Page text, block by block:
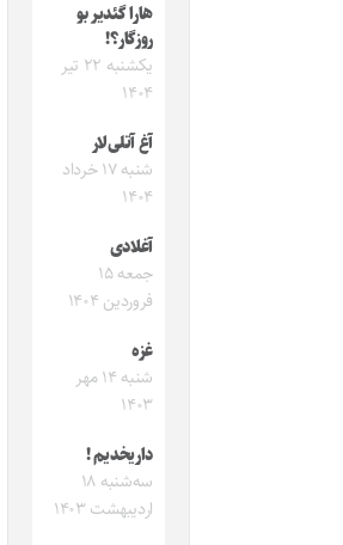
هارا گئدیر بو
روزگار؟!
یکشنبه ۲۲ تیر
۱۴۰۴
آغ آتلی‌لار
شنبه ۱۷ خرداد
۱۴۰۴
آغلادی
جمعه ۱۵
فروردین ۱۴۰۴
غزه
شنبه ۱۴ مهر
۱۴۰۳
داریخدیم !
سه‌شنبه ۱۸
اردیبهشت ۱۴۰۳